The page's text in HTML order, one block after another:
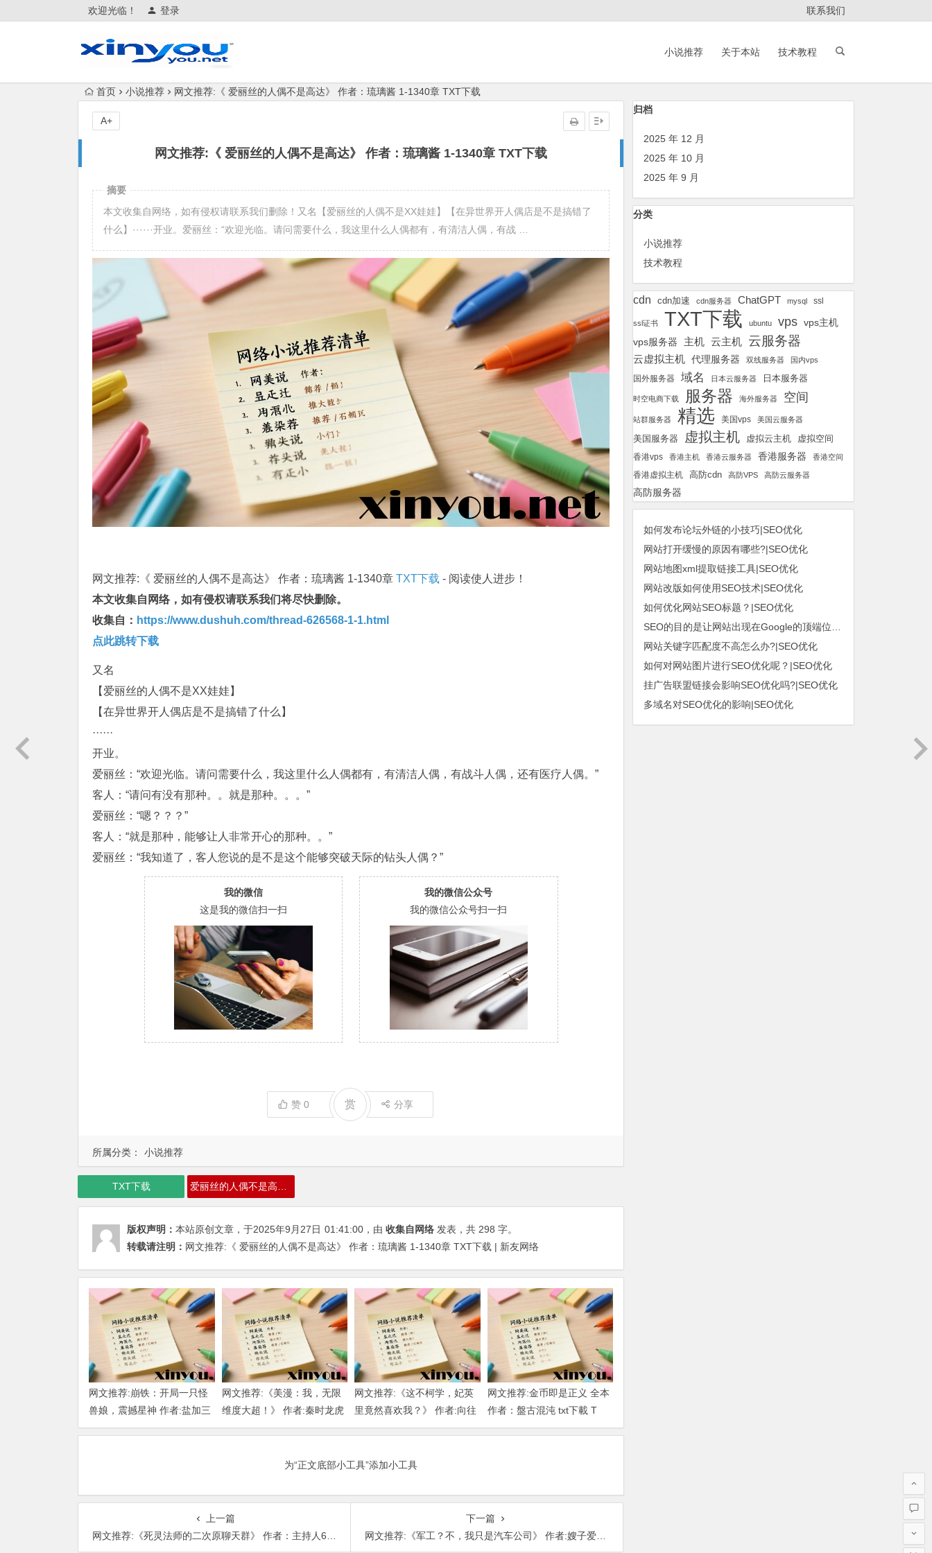
欢迎光临！ 登录 联系我们
小说推荐 关于本站 技术教程
首页 小说推荐 网文推荐:《 爱丽丝的人偶不是高达》 作者：琉璃酱 1-1340章 TXT下载
网文推荐:《 爱丽丝的人偶不是高达》 作者：琉璃酱 1-1340章 TXT下载
A+
所属分类： 小说推荐
摘要
本文收集自网络，如有侵权请联系我们删除！又名【爱丽丝的人偶不是XX娃娃】【在异世界开人偶店是不是搞错了
什么】······开业。爱丽丝：“欢迎光临。请问需要什么，我这里什么人偶都有，有清洁人偶，有战 …
网文推荐:《 爱丽丝的人偶不是高达》 作者：琉璃酱 1-1340章 TXT下载 - 阅读使人进步！
本文收集自网络，如有侵权请联系我们将尽快删除。
收集自： https://www.dushuh.com/thread-626568-1-1.html
点此跳转下载
又名
【爱丽丝的人偶不是XX娃娃】
【在异世界开人偶店是不是搞错了什么】
······
开业。
爱丽丝：“欢迎光临。请问需要什么，我这里什么人偶都有，有清洁人偶，有战斗人偶，还有医疗人偶。”
客人：“请问有没有那种。。就是那种。。。”
爱丽丝：“嗯？？？”
客人：“就是那种，能够让人非常开心的那种。。”
爱丽丝：“我知道了，客人您说的是不是这个能够突破天际的钻头人偶？”
我的微信
这是我的微信扫一扫
我的微信公众号
我的微信公众号扫一扫
赞 0 赏 分享
TXT下载
版权声明： 本站原创文章，于2025年9月27日 01:41:00 ，由 收集自网络 发表，共 298 字。
转载请注明： 网文推荐:《 爱丽丝的人偶不是高达》 作者：琉璃酱 1-1340章 TXT下载 | 新友网络
网文推荐:崩铁：开局一只怪
兽娘，震撼星神 作者:盐加三
勺 （1-218）TXT下载
网文推荐:《美漫：我，无限
维度大超！》 作者:秦时龙虎
大明 1-802章 TXT下载
网文推荐:《这不柯学，妃英
里竟然喜欢我？》 作者:向往
柯南 1-189章 TXT下载
网文推荐:金币即是正义 全本
作者：盤古混沌 txt下載 T
为“正文底部小工具”添加小工具
上一篇
网文推荐:《死灵法师的二次原聊天群》 作者：主持人69 （至102章）TXT下载
下一篇
网文推荐:《军工？不，我只是汽车公司》 作者:嫂子爱盗墓 1-86章 TXT下载
归档
2025 年 12 月
2025 年 10 月
2025 年 9 月
分类
小说推荐
技术教程
cdn cdn加速 cdn服务器 ChatGPT mysql ssl
ssl证书 TXT下载 ubuntu vps vps主机
vps服务器
主机 云主机 云服务器
云虚拟主机 代理服务器 双线服务器 国内vps
国外服务器 域名 日本云服务器 日本服务器
时空电商下载 服务器 海外服务器 空间
站群服务器 精选 美国vps 美国云服务器
美国服务器 虚拟主机 虚拟云主机 虚拟空间
香港vps 香港主机 香港云服务器 香港服务器 香港空间
香港虚拟主机 高防cdn 高防VPS 高防云服务器
高防服务器
如何发布论坛外链的小技巧|SEO优化
网站打开缓慢的原因有哪些?|SEO优化
网站地图xml提取链接工具|SEO优化
网站改版如何使用SEO技术|SEO优化
如何优化网站SEO标题？|SEO优化
网站关键字匹配度不高怎么办?|SEO优化
如何对网站图片进行SEO优化呢？|SEO优化
挂广告联盟链接会影响SEO优化吗?|SEO优化
多域名对SEO优化的影响|SEO优化